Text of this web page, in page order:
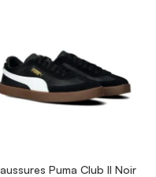
Puma Club II Noir